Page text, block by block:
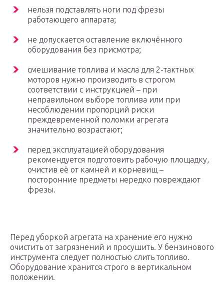
нельзя подставлять ноги под фрезы
работающего аппарата;
не допускается оставление включённого
оборудования без присмотра;
смешивание топлива и масла для 2-тактных
моторов нужно производить в строгом
соответствии с инструкцией – при
неправильном выборе топлива или при
несоблюдении пропорций риски
преждевременной поломки агрегата
значительно возрастают;
перед эксплуатацией оборудования
рекомендуется подготовить рабочую площадку,
очистив её от камней и корневищ –
посторонние предметы нередко повреждают
фрезы.
Перед уборкой агрегата на хранение его нужно
очистить от загрязнений и просушить. У бензинового
инструмента следует полностью слить топливо.
Оборудование хранится строго в вертикальном
положении.